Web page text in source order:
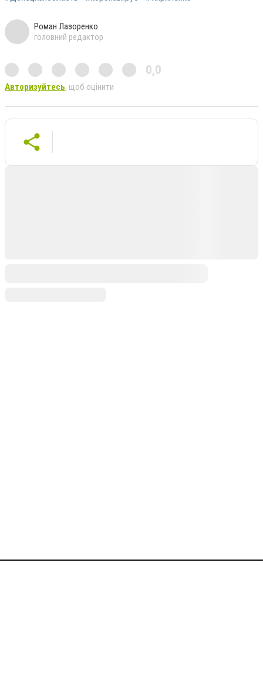
Роман Лазоренко
головний редактор
0,0
Авторизуйтесь, щоб оцінити